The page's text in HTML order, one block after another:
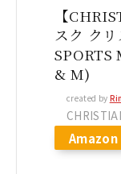
【
スク ク
SPORTS
& M)
created by
Amazon